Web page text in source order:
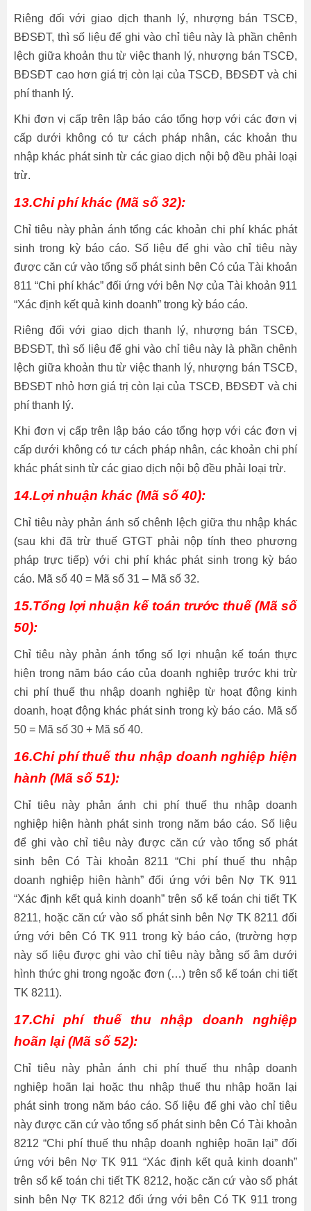
Riêng đối với giao dịch thanh lý, nhượng bán TSCĐ,
BĐSĐT, thì số liệu để ghi vào chỉ tiêu này là phần chênh
lệch giữa khoản thu từ việc thanh lý, nhượng bán TSCĐ,
BĐSĐT cao hơn giá trị còn lại của TSCĐ, BĐSĐT và chi
phí thanh lý.
Khi đơn vị cấp trên lập báo cáo tổng hợp với các đơn vị
cấp dưới không có tư cách pháp nhân, các khoản thu
nhập khác phát sinh từ các giao dịch nội bộ đều phải loại
trừ.
13.Chi phí khác (Mã số 32):
Chỉ tiêu này phản ánh tổng các khoản chi phí khác phát
sinh trong kỳ báo cáo. Số liệu để ghi vào chỉ tiêu này
được căn cứ vào tổng số phát sinh bên Có của Tài khoản
811 “Chi phí khác” đối ứng với bên Nợ của Tài khoản 911
“Xác định kết quả kinh doanh” trong kỳ báo cáo.
Riêng đối với giao dịch thanh lý, nhượng bán TSCĐ,
BĐSĐT, thì số liệu để ghi vào chỉ tiêu này là phần chênh
lệch giữa khoản thu từ việc thanh lý, nhượng bán TSCĐ,
BĐSĐT nhỏ hơn giá trị còn lại của TSCĐ, BĐSĐT và chi
phí thanh lý.
Khi đơn vị cấp trên lập báo cáo tổng hợp với các đơn vị
cấp dưới không có tư cách pháp nhân, các khoản chi phí
khác phát sinh từ các giao dịch nội bộ đều phải loại trừ.
14.Lợi nhuận khác (Mã số 40):
Chỉ tiêu này phản ánh số chênh lệch giữa thu nhập khác
(sau khi đã trừ thuế GTGT phải nộp tính theo phương
pháp trực tiếp) với chi phí khác phát sinh trong kỳ báo
cáo. Mã số 40 = Mã số 31 – Mã số 32.
15.Tổng lợi nhuận kế toán trước thuế (Mã số
50):
Chỉ tiêu này phản ánh tổng số lợi nhuận kế toán thực
hiện trong năm báo cáo của doanh nghiệp trước khi trừ
chi phí thuế thu nhập doanh nghiệp từ hoạt động kinh
doanh, hoạt động khác phát sinh trong kỳ báo cáo. Mã số
50 = Mã số 30 + Mã số 40.
16.Chi phí thuế thu nhập doanh nghiệp hiện
hành (Mã số 51):
Chỉ tiêu này phản ánh chi phí thuế thu nhập doanh
nghiệp hiện hành phát sinh trong năm báo cáo. Số liệu
để ghi vào chỉ tiêu này được căn cứ vào tổng số phát
sinh bên Có Tài khoản 8211 “Chi phí thuế thu nhập
doanh nghiệp hiện hành” đối ứng với bên Nợ TK 911
“Xác định kết quả kinh doanh” trên sổ kế toán chi tiết TK
8211, hoặc căn cứ vào số phát sinh bên Nợ TK 8211 đối
ứng với bên Có TK 911 trong kỳ báo cáo, (trường hợp
này số liệu được ghi vào chỉ tiêu này bằng số âm dưới
hình thức ghi trong ngoặc đơn (…) trên sổ kế toán chi tiết
TK 8211).
17.Chi phí thuế thu nhập doanh nghiệp
hoãn lại (Mã số 52):
Chỉ tiêu này phản ánh chi phí thuế thu nhập doanh
nghiệp hoãn lại hoặc thu nhập thuế thu nhập hoãn lại
phát sinh trong năm báo cáo. Số liệu để ghi vào chỉ tiêu
này được căn cứ vào tổng số phát sinh bên Có Tài khoản
8212 “Chi phí thuế thu nhập doanh nghiệp hoãn lại” đối
ứng với bên Nợ TK 911 “Xác định kết quả kinh doanh”
trên sổ kế toán chi tiết TK 8212, hoặc căn cứ vào số phát
sinh bên Nợ TK 8212 đối ứng với bên Có TK 911 trong